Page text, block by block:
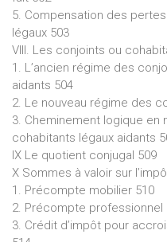
5. Compensation des
légaux 503
VIII. Les conjoints ou
1. L’ancien régime des
aidants 504
2. Le nouveau régime des
3. Cheminement logique en
cohabitants légaux aidants
IX Le quotient conjugal 509
X Sommes à valoir sur
1. Précompte mobilier 510
2. Précompte professionnel
3. Crédit d’impôt pour